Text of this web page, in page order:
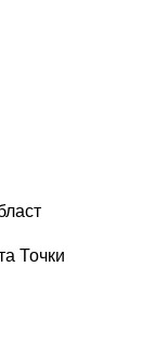
Точки